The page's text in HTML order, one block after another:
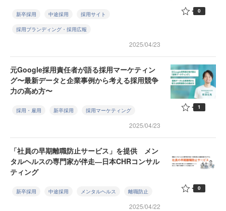
新卒採用 中途採用 採用サイト
採用ブランディング・採用広報
2025/04/23
0
元Google採用責任者が語る採用マーケティン
グ〜最新データと企業事例から考える採用競争
力の高め方〜
採用・雇用 新卒採用 採用マーケティング
2025/04/23
1
「社員の早期離職防止サービス」を提供 メン
タルヘルスの専門家が伴走―日本CHRコンサル
ティング
新卒採用 中途採用 メンタルヘルス 離職防止
2025/04/22
0